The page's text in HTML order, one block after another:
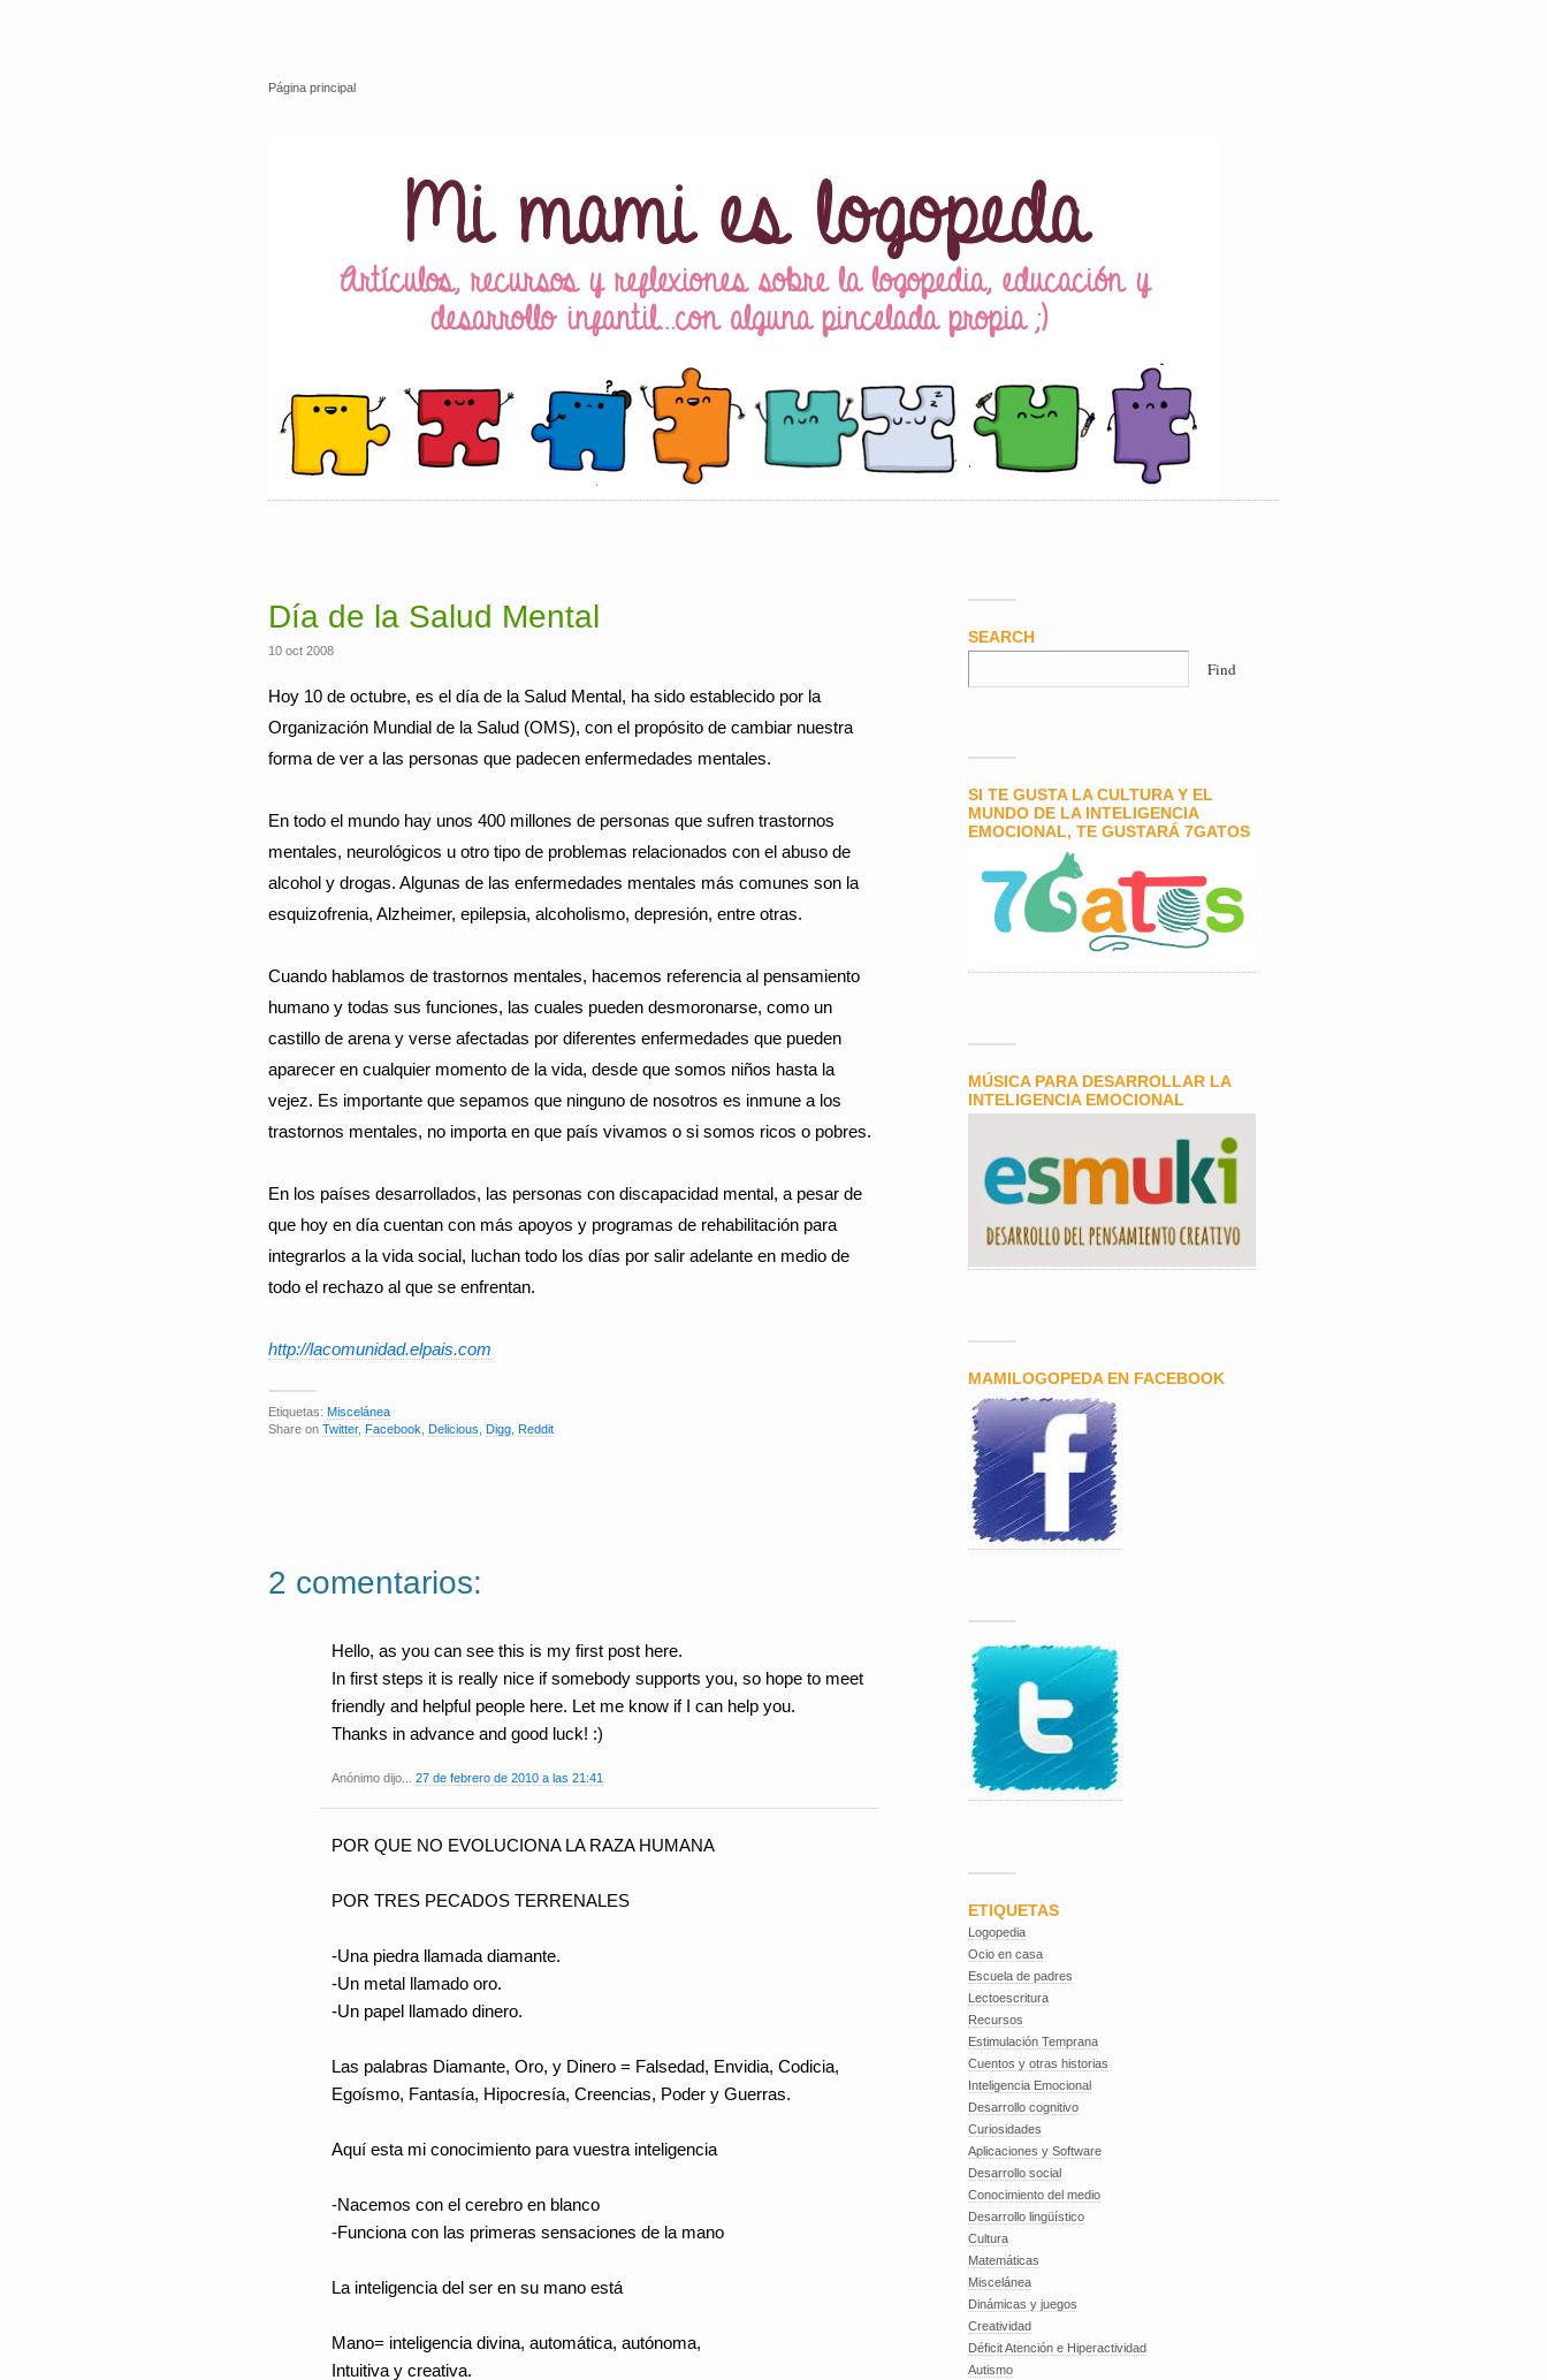
Página principal
Día de la Salud Mental
10 oct 2008
Hoy 10 de octubre, es el día de la Salud Mental, ha sido establecido por la
Organización Mundial de la Salud (OMS), con el propósito de cambiar nuestra
forma de ver a las personas que padecen enfermedades mentales.
En todo el mundo hay unos 400 millones de personas que sufren trastornos
mentales, neurológicos u otro tipo de problemas relacionados con el abuso de
alcohol y drogas. Algunas de las enfermedades mentales más comunes son la
esquizofrenia, Alzheimer, epilepsia, alcoholismo, depresión, entre otras.
Cuando hablamos de trastornos mentales, hacemos referencia al pensamiento
humano y todas sus funciones, las cuales pueden desmoronarse, como un
castillo de arena y verse afectadas por diferentes enfermedades que pueden
aparecer en cualquier momento de la vida, desde que somos niños hasta la
vejez. Es importante que sepamos que ninguno de nosotros es inmune a los
trastornos mentales, no importa en que país vivamos o si somos ricos o pobres.
En los países desarrollados, las personas con discapacidad mental, a pesar de
que hoy en día cuentan con más apoyos y programas de rehabilitación para
integrarlos a la vida social, luchan todo los días por salir adelante en medio de
todo el rechazo al que se enfrentan.
http://lacomunidad.elpais.com
Etiquetas: Miscelánea
Share on Twitter, Facebook Delicious Digg Reddit
2 comentarios:
Hello, as you can see this is my first post here.
In first steps it is really nice if somebody supports you, so hope to meet
friendly and helpful people here. Let me know if I can help you.
Thanks in advance and good luck! :)
Anónimo dijo... 27 de febrero de 2010 a las 21:41
POR QUE NO EVOLUCIONA LA RAZA HUMANA
POR TRES PECADOS TERRENALES
-Una piedra llamada diamante.
-Un metal llamado oro.
-Un papel llamado dinero.
Las palabras Diamante, Oro, y Dinero = Falsedad, Envidia, Codicia,
Egoísmo, Fantasía, Hipocresía, Creencias, Poder y Guerras.
Aquí esta mi conocimiento para vuestra inteligencia
-Nacemos con el cerebro en blanco
-Funciona con las primeras sensaciones de la mano
La inteligencia del ser en su mano está
Mano= inteligencia divina, automática, autónoma,
Intuitiva y creativa.
SEARCH
SI TE GUSTA LA CULTURA Y EL
MUNDO DE LA INTELIGENCIA
EMOCIONAL, TE GUSTARÁ 7GATOS
MÚSICA PARA DESARROLLAR LA
INTELIGENCIA EMOCIONAL
MAMILOGOPEDA EN FACEBOOK
ETIQUETAS
Logopedia
Ocio en casa
Escuela de padres
Lectoescritura
Recursos
Estimulación Temprana
Cuentos y otras historias
Inteligencia Emocional
Desarrollo cognitivo
Curiosidades
Aplicaciones y Software
Desarrollo social
Conocimiento del medio
Desarrollo lingüístico
Cultura
Matemáticas
Miscelánea
Dinámicas y juegos
Creatividad
Déficit Atención e Hiperactividad
Autismo